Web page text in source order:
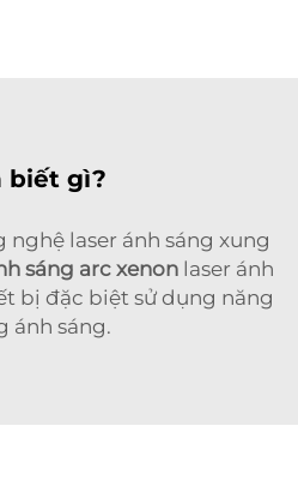
biết gì?
laser ánh sáng xung
sáng arc xenon laser ánh
bị đặc biệt sử dụng năng
ánh sáng.